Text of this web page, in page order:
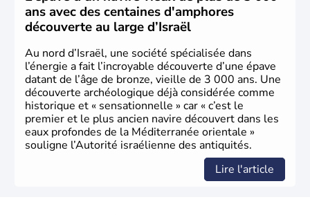
ans avec des centaines d'amphores
découverte au large d’Israël
Au nord d’Israël, une société spécialisée dans
l’énergie a fait l’incroyable découverte d’une épave
datant de l’âge de bronze, vieille de 3 000 ans. Une
découverte archéologique déjà considérée comme
historique et « sensationnelle » car « c’est le
premier et le plus ancien navire découvert dans les
eaux profondes de la Méditerranée orientale »
souligne l’Autorité israélienne des antiquités.
Lire l'article